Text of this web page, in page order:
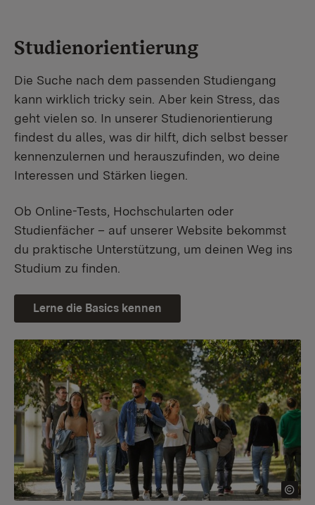
Studienorientierung
Die Suche nach dem passenden Studiengang
kann wirklich tricky sein. Aber kein Stress, das
geht vielen so. In unserer Studienorientierung
findest du alles, was dir hilft, dich selbst besser
kennenzulernen und herauszufinden, wo deine
Interessen und Stärken liegen.
Ob Online-Tests, Hochschularten oder
Studienfächer – auf unserer Website bekommst
du praktische Unterstützung, um deinen Weg ins
Studium zu finden.
Lerne die Basics kennen